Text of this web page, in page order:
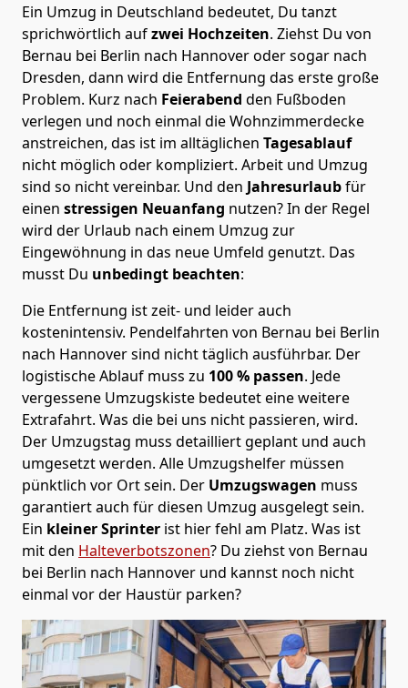
Ein Umzug in Deutschland bedeutet, Du tanzt
sprichwörtlich aufzwei Hochzeiten. Ziehst Du von
Bernau bei Berlin nach Hannover oder sogar nach
Dresden, dann wird die Entfernung das erste große
Problem. Kurz nach Feierabend den Fußboden
verlegen und noch einmal die Wohnzimmerdecke
anstreichen, das ist im alltäglichen Tagesablauf
nicht möglich oder kompliziert. Arbeit und Umzug
sind so nicht vereinbar. Und den Jahresurlaubfür
einen stressigen Neuanfang nutzen? In der Regel
wird der Urlaub nach einem Umzug zur
Eingewöhnung in das neue Umfeld genutzt. Das
musst Du unbedingt beachten:
Die Entfernung ist zeit- und leider auch
kostenintensiv. Pendelfahrten von Bernau bei Berlin
nach Hannover sind nicht täglich ausführbar. Der
logistische Ablauf muss zu 100 % passen. Jede
vergessene Umzugskiste bedeutet eine weitere
Extrafahrt. Was die bei uns nicht passieren, wird.
Der Umzugstag muss detailliert geplant und auch
umgesetzt werden. Alle Umzugshelfer müssen
pünktlich vor Ort sein. Der Umzugswagen muss
garantiert auch für diesen Umzug ausgelegt sein.
Ein kleiner Sprinter ist hier fehl am Platz. Was ist
mit den Halteverbotszonen? Du ziehst von Bernau
bei Berlin nach Hannover und kannst noch nicht
einmal vor der Haustür parken?